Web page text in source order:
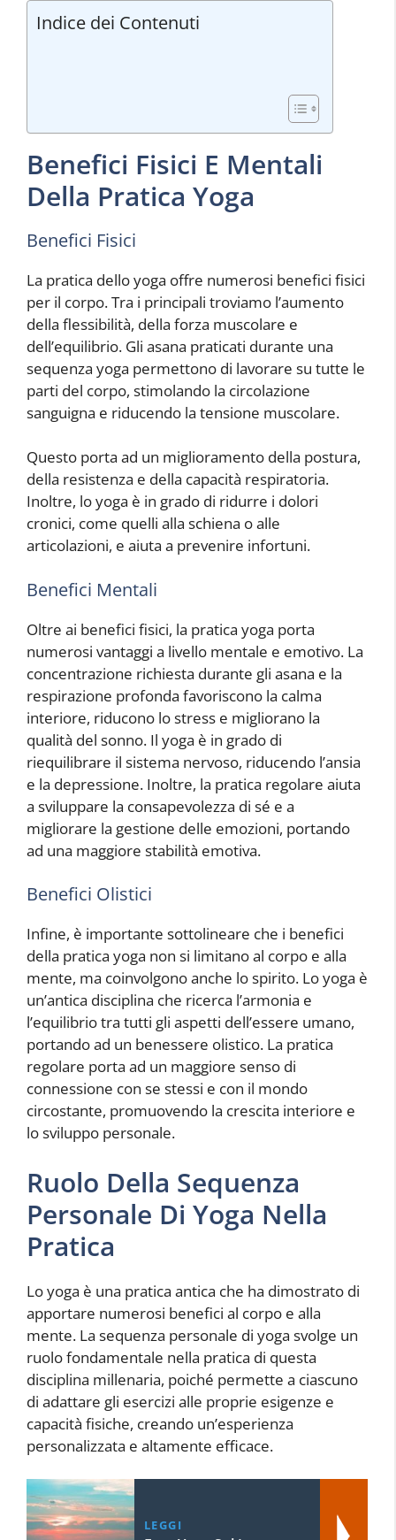
Indice dei Contenuti
Benefici Fisici E Mentali
Della Pratica Yoga
Benefici Fisici
La pratica dello yoga offre numerosi benefici fisici
per il corpo. Tra i principali troviamo l’aumento
della flessibilità, della forza muscolare e
dell’equilibrio. Gli asana praticati durante una
sequenza yoga permettono di lavorare su tutte le
parti del corpo, stimolando la circolazione
sanguigna e riducendo la tensione muscolare.
Questo porta ad un miglioramento della postura,
della resistenza e della capacità respiratoria.
Inoltre, lo yoga è in grado di ridurre i dolori
cronici, come quelli alla schiena o alle
articolazioni, e aiuta a prevenire infortuni.
Benefici Mentali
Oltre ai benefici fisici, la pratica yoga porta
numerosi vantaggi a livello mentale e emotivo. La
concentrazione richiesta durante gli asana e la
respirazione profonda favoriscono la calma
interiore, riducono lo stress e migliorano la
qualità del sonno. Il yoga è in grado di
riequilibrare il sistema nervoso, riducendo l’ansia
e la depressione. Inoltre, la pratica regolare aiuta
a sviluppare la consapevolezza di sé e a
migliorare la gestione delle emozioni, portando
ad una maggiore stabilità emotiva.
Benefici Olistici
Infine, è importante sottolineare che i benefici
della pratica yoga non si limitano al corpo e alla
mente, ma coinvolgono anche lo spirito. Lo yoga è
un’antica disciplina che ricerca l’armonia e
l’equilibrio tra tutti gli aspetti dell’essere umano,
portando ad un benessere olistico. La pratica
regolare porta ad un maggiore senso di
connessione con se stessi e con il mondo
circostante, promuovendo la crescita interiore e
lo sviluppo personale.
Ruolo Della Sequenza
Personale Di Yoga Nella
Pratica
Lo yoga è una pratica antica che ha dimostrato di
apportare numerosi benefici al corpo e alla
mente. La sequenza personale di yoga svolge un
ruolo fondamentale nella pratica di questa
disciplina millenaria, poiché permette a ciascuno
di adattare gli esercizi alle proprie esigenze e
capacità fisiche, creando un’esperienza
personalizzata e altamente efficace.
LEGGI